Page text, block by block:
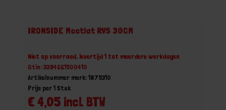
IRONSIDE Meetlat RVS 30CM
Niet op voorraad, levertijd 1 tot meerdere werkdagen
Gtin: 3394661500410
Artikelnummer merk: 1875310
€ 4,05 incl. BTW
Prijs per 1 Stuk